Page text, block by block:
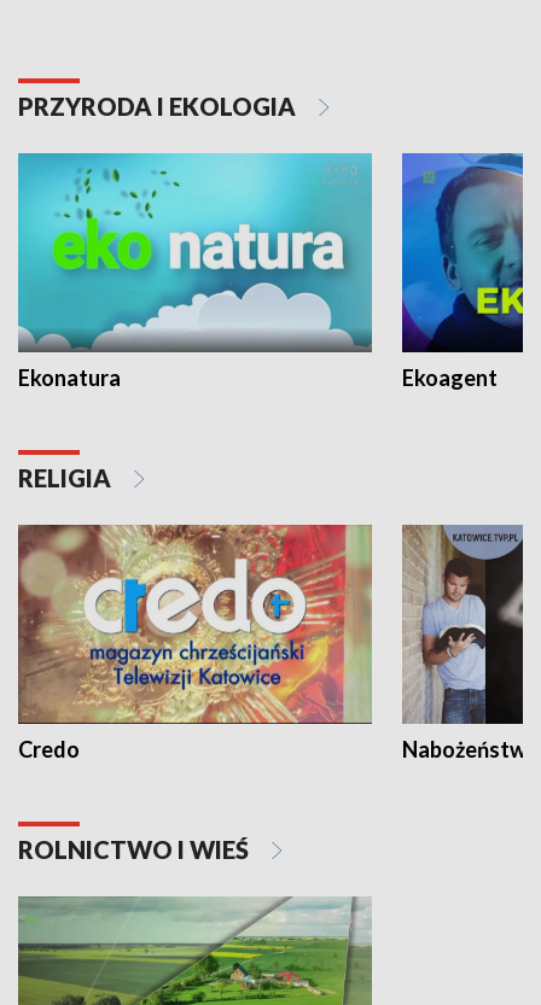
PRZYRODA I EKOLOGIA
Ekonatura Ekoagent
RELIGIA
Credo
ROLNICTWO I WIEŚ